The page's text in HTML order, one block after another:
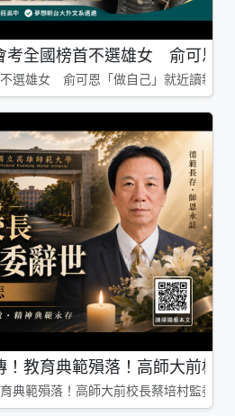
考全國榜首不選雄女 俞可恩
選雄女 俞可恩「做自己」就近讀新莊
！教育典範殞落！高師大前校
典範殞落！高師大前校長蔡培村監委